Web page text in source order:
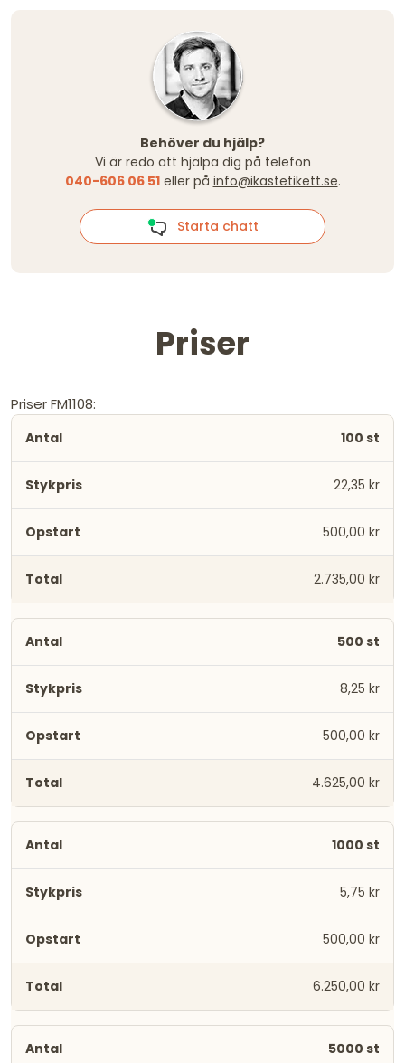
Behöver du hjälp?
Vi är redo att hjälpa dig på telefon
040-606 06 51eller på info@ikastetikett.se.
Starta chatt
Priser
Priser FM1108:
100 st
22,35 kr
500,00 kr
2.735,00 kr
500 st
8,25 kr
500,00 kr
4.625,00 kr
1000 st
5,75 kr
500,00 kr
6.250,00 kr
5000 st